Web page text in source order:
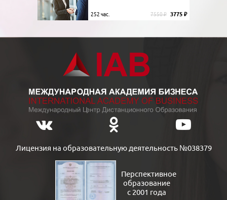
252 час. 7550 ₽ 3775 ₽
Лицензия на образовательную деятельность №038379
Перспективное
образование
с 2001 года